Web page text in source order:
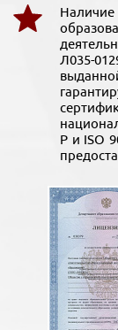
Л035-
Р и ISO